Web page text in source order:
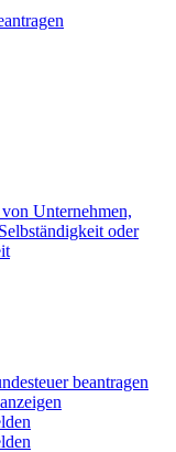
Unternehmen,
oder
beantragen